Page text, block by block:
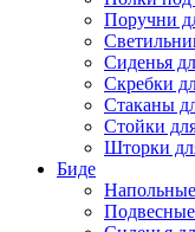
Поручни
Сиденья
Скребки
Стаканы
Стойки
Шторки
Биде